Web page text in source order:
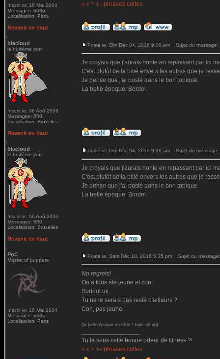
Inscrit le: 16 Mai 2004
Messages: 6636
Localisation: Paris
© € ™ $ - phrases cultes
Revenir en haut
blacloud
le huitième jour
Inscrit le: 06 Aoû 2006
Messages: 550
Localisation: Bruxelles
Posté le: Dim Déc 04, 2016 9:30 am Sujet du message:
Je croyais que j'aurais honte en repassant par ici
C'est plutôt de la pitié envers les autres que je
Je pense que j'ai posté dans le bon topique.
La belle époque. Bordel.
Revenir en haut
blacloud
le huitième jour
Inscrit le: 06 Aoû 2006
Messages: 550
Localisation: Bruxelles
Posté le: Dim Déc 04, 2016 9:30 am Sujet du message:
Je croyais que j'aurais honte en repassant par ici
C'est plutôt de la pitié envers les autres que je
Je pense que j'ai posté dans le bon topique.
La belle époque. Bordel.
Revenir en haut
PoC
Master of puppets
Inscrit le: 16 Mai 2004
Messages: 6636
Localisation: Paris
Posté le: Sam Déc 10, 2016 5:35 pm Sujet du message:
No regrets!
On a tous été jeune et con.
Surtout toi.
Tu ne le serais pas resté d'ailleurs ?
Con, pas jeune.
(la belle époque en effet ! hum ah ah)
Tu la sens cette bonne odeur de fitness ?!
© € ™ $ - phrases cultes